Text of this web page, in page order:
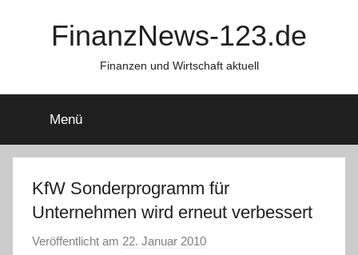
FinanzNews-123.de
Finanzen und Wirtschaft aktuell
Menü
KfW Sonderprogramm für
Unternehmen wird erneut verbessert
Veröffentlicht am 22. Januar 2010